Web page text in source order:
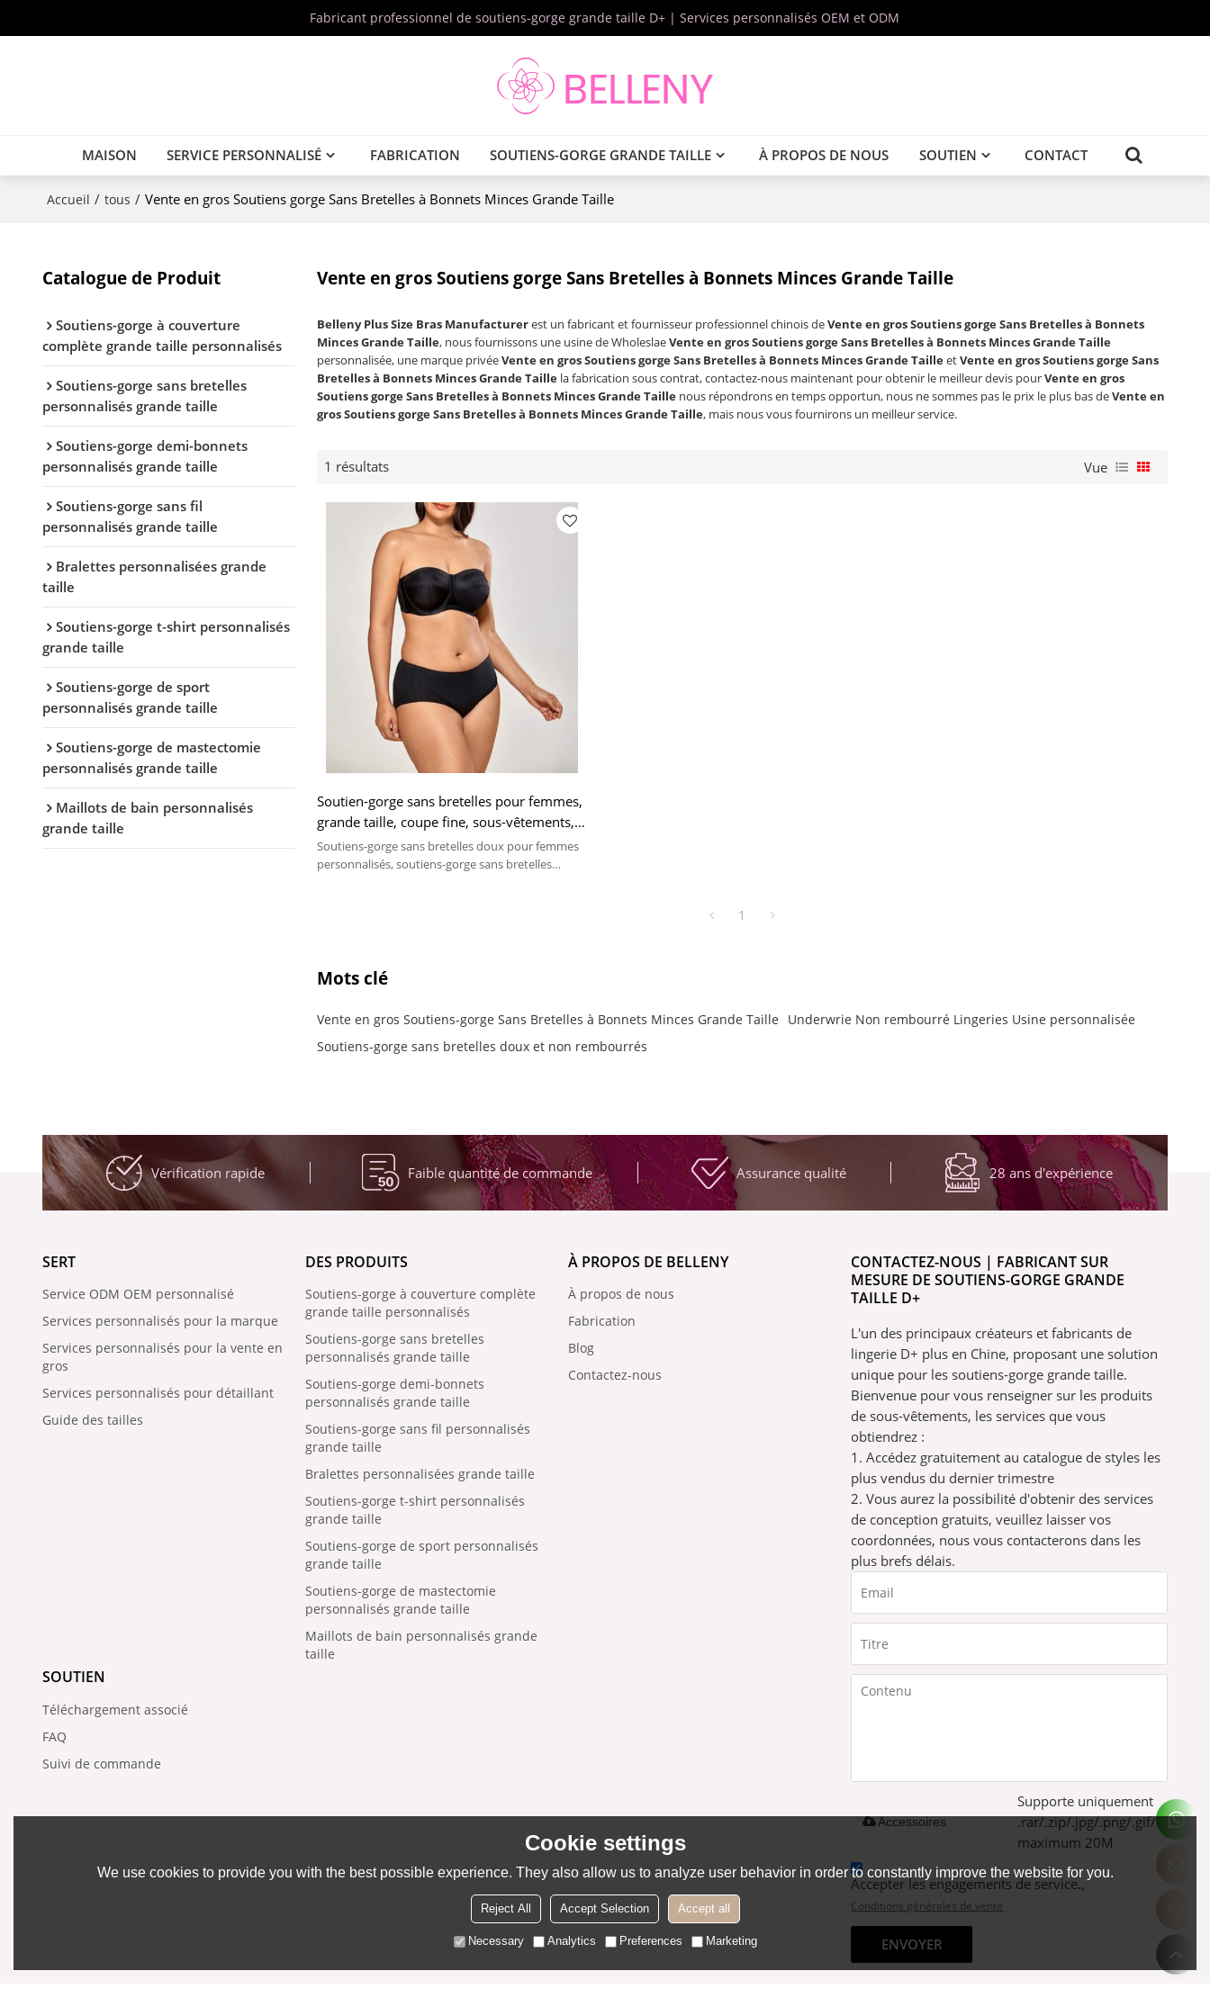
Fabricant professionnel de soutiens-gorge grande taille D+ | Services personnalisés OEM et ODM
MAISON SERVICE PERSONNALISÉ FABRICATION SOUTIENS-GORGE GRANDE TAILLE À PROPOS DE NOUS SOUTIEN CONTACT
Accueil / tous / Vente en gros Soutiens gorge Sans Bretelles à Bonnets Minces Grande Taille
Catalogue de Produit
Soutiens-gorge à couverture
complète grande taille personnalisés
Soutiens-gorge sans bretelles
personnalisés grande taille
Soutiens-gorge demi-bonnets
personnalisés grande taille
Soutiens-gorge sans fil
personnalisés grande taille
Bralettes personnalisées grande
taille
Soutiens-gorge t-shirt personnalisés
grande taille
Soutiens-gorge de sport
personnalisés grande taille
Soutiens-gorge de mastectomie
personnalisés grande taille
Maillots de bain personnalisés
grande taille
Vente en gros Soutiens gorge Sans Bretelles à Bonnets Minces Grande Taille
Belleny Plus Size Bras Manufacturerest un fabricant et fournisseur professionnel chinois deVente en gros Soutiens gorge Sans Bretelles à Bonnets
Minces Grande Taille, nous fournissons une usine de WholeslaeVente en gros Soutiens gorge Sans Bretelles à Bonnets Minces Grande Taille
personnalisée, une marque privéeVente en gros Soutiens gorge Sans Bretelles à Bonnets Minces Grande TailleetVente en gros Soutiens gorge Sans
Bretelles à Bonnets Minces Grande Taillela fabrication sous contrat, contactez-nous maintenant pour obtenir le meilleur devis pourVente en gros
Soutiens gorge Sans Bretelles à Bonnets Minces Grande Taillenous répondrons en temps opportun, nous ne sommes pas le prix le plus bas deVente en
gros Soutiens gorge Sans Bretelles à Bonnets Minces Grande Taille, mais nous vous fournirons un meilleur service.
1 résultats Vue
Soutien-gorge sans bretelles pour femmes,
grande taille, coupe fine, sous-vêtements,
lingerie non rembourrée, personnalisé en
usine, vente en gros
Soutiens-gorge sans bretelles doux pour femmes
personnalisés, soutiens-gorge sans bretelles
1
Mots clé
Vente en gros Soutiens-gorge Sans Bretelles à Bonnets Minces Grande Taille
Underwrie Non rembourré Lingeries Usine personnalisée
Soutiens-gorge sans bretelles doux et non rembourrés
Vérification rapide Faible quantité de commande Assurance qualité 28 ans d'expérience
SERT
Service ODM OEM personnalisé
Services personnalisés pour la marque
Services personnalisés pour la vente en
gros
Services personnalisés pour détaillant
Guide des tailles
DES PRODUITS
Soutiens-gorge à couverture complète
grande taille personnalisés
Soutiens-gorge sans bretelles
personnalisés grande taille
Soutiens-gorge demi-bonnets
personnalisés grande taille
Soutiens-gorge sans fil personnalisés
grande taille
Bralettes personnalisées grande taille
Soutiens-gorge t-shirt personnalisés
grande taille
Soutiens-gorge de sport personnalisés
grande taille
Soutiens-gorge de mastectomie
personnalisés grande taille
Maillots de bain personnalisés grande
taille
À PROPOS DE BELLENY
À propos de nous
Fabrication
Blog
Contactez-nous
SOUTIEN
Téléchargement associé
FAQ
Suivi de commande
CONTACTEZ-NOUS | FABRICANT SUR
MESURE DE SOUTIENS-GORGE GRANDE
TAILLE D+
L'un des principaux créateurs et fabricants de
lingerie D+ plus en Chine, proposant une solution
unique pour les soutiens-gorge grande taille.
Bienvenue pour vous renseigner sur les produits
de sous-vêtements, les services que vous
obtiendrez :
1. Accédez gratuitement au catalogue de styles les
plus vendus du dernier trimestre
2. Vous aurez la possibilité d'obtenir des services
de conception gratuits, veuillez laisser vos
coordonnées, nous vous contacterons dans les
plus brefs délais.
Supporte uniquement
.rar/.zip/.jpg/.png/.gif/.doc/
maximum 20M
Accessoires
Accepter les engagements de service.,
Conditions générales de vente
ENVOYER
Cookie settings
We use cookies to provide you with the best possible experience. They also allow us to analyze user behavior in order to constantly improve the website for you.
Reject All Accept Selection Accept all
Necessary Analytics Preferences Marketing